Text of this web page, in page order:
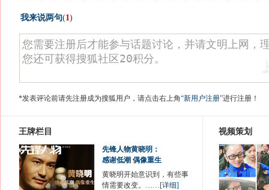
我来说两句(1)
*发表评论前请先注册成为搜狐用户，请点击右上角“新用户注册”进行注册！
王牌栏目
先锋人物黄晓明：
感谢低潮 偶像重生
黄晓明开始意识到，有些事
情需要改变。……[详细]
视频策划